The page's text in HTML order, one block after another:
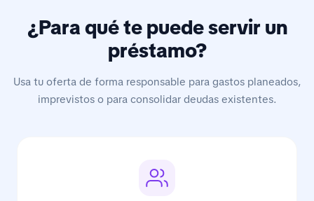
¿Para qué te puede servir un
préstamo?
Usa tu oferta de forma responsable para gastos planeados,
imprevistos o para consolidar deudas existentes.